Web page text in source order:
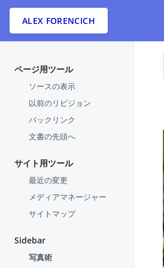
ALEX FORENCICH
ページ用ツール
ソースの表示
以前のリビジョン
バックリンク
文書の先頭へ
サイト用ツール
最近の変更
メディアマネージャー
サイトマップ
Sidebar
写真術